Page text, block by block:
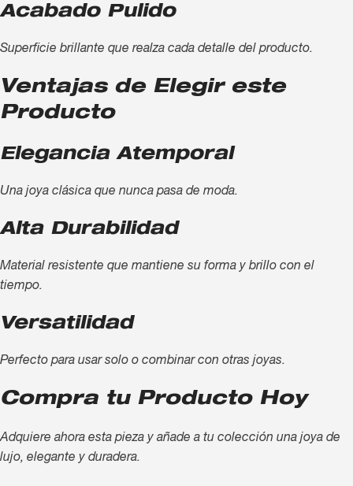
Acabado Pulido
Superficie brillante que realza cada detalle del producto.
Ventajas de Elegir este
Producto
Elegancia Atemporal
Una joya clásica que nunca pasa de moda.
Alta Durabilidad
Material resistente que mantiene su forma y brillo con el
tiempo.
Versatilidad
Perfecto para usar solo o combinar con otras joyas.
Compra tu Producto Hoy
Adquiere ahora esta pieza y añade a tu colección una joya de
lujo, elegante y duradera.